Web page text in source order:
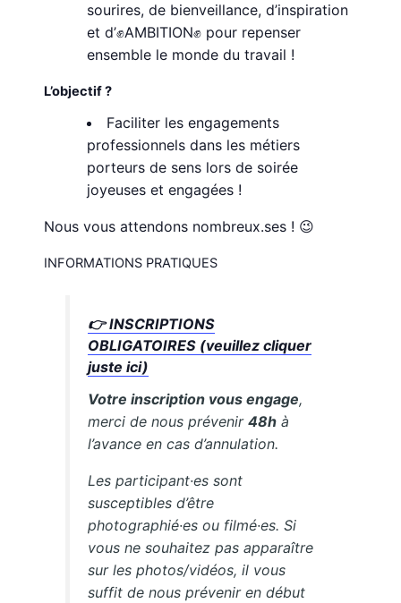
sourires, de bienveillance, d’inspiration
et d’✊AMBITION✊ pour repenser
ensemble le monde du travail !
L’objectif ?
Faciliter les engagements
professionnels dans les métiers
porteurs de sens lors de soirée
joyeuses et engagées !
Nous vous attendons nombreux.ses ! 😉
INFORMATIONS PRATIQUES
👉 INSCRIPTIONS
OBLIGATOIRES (veuillez cliquer
juste ici)
Votre inscription vous engage,
merci de nous prévenir48h à
l’avance en cas d’annulation.
Les participant·es sont
susceptibles d’être
photographié·es ou filmé·es. Si
vous ne souhaitez pas apparaître
sur les photos/vidéos, il vous
suffit de nous prévenir en début